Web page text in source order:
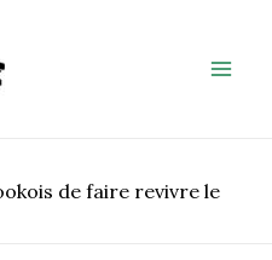
de faire revivre le